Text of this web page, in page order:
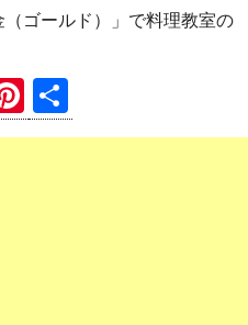
ゴールド）」で料理教室の
Pi
nt 有